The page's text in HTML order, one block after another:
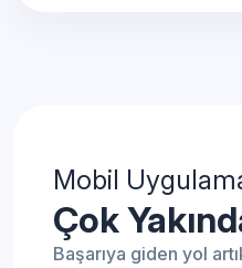
Mobil
Çok
Başarıya giden yol